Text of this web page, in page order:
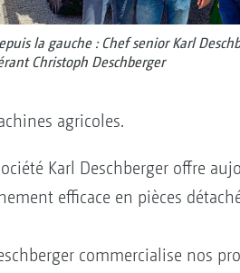
la gauche : Chef senior Karl
Christoph Deschberger
agricoles.
Karl Deschberger offre
efficace en pièces
commercialise nos